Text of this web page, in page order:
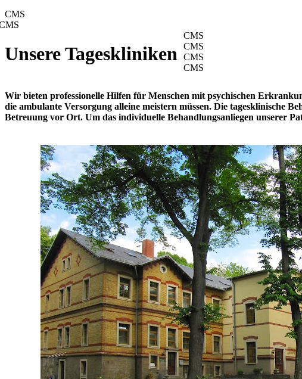
CMS
Unsere Tageskliniken
CMS
Wir bieten professionelle Hilfen für Menschen mit psychischen
die ambulante Versorgung alleine meistern müssen. Die tagesklinische
Betreuung vor Ort. Um das individuelle Behandlungsanliegen unserer
CMS
CMS
CMS